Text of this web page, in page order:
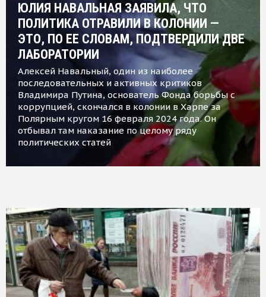
ЮЛИЯ НАВАЛЬНАЯ ЗАЯВИЛА, ЧТО
ПОЛИТИКА ОТРАВИЛИ В КОЛОНИИ —
ЭТО, ПО ЕЕ СЛОВАМ, ПОДТВЕРДИЛИ ДВЕ
ЛАБОРАТОРИИ
Алексей Навальный, один из наиболее
последовательных и активных критиков
Владимира Путина, основатель Фонда борьбы с
коррупцией, скончался в колонии в Харпе за
Полярным кругом 16 февраля 2024 года. Он
отбывал там наказание по целому ряду
политических статей